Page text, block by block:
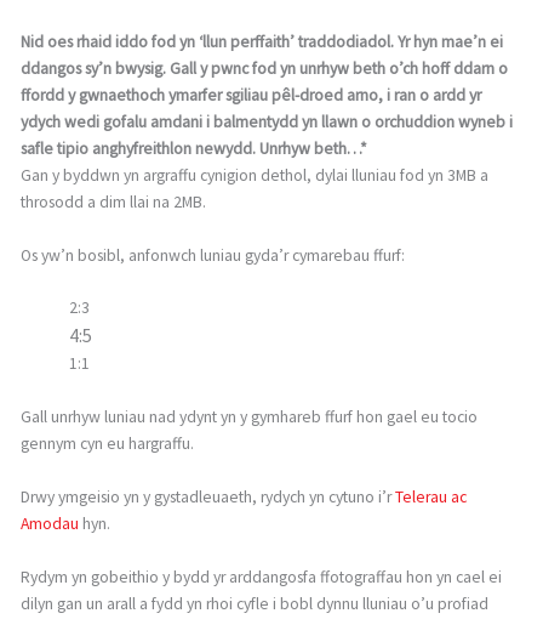
Nid oes rhaid iddo fod yn ‘llun perffaith’ traddodiadol. Yr hyn mae’n ei
ddangos sy’n bwysig. Gall y pwnc fod yn unrhyw beth o’ch hoff ddarn o
ffordd y gwnaethoch ymarfer sgiliau pêl-droed arno, i ran o ardd yr
ydych wedi gofalu amdani i balmentydd yn llawn o orchuddion wyneb i
safle tipio anghyfreithlon newydd. Unrhyw beth…*
Gan y byddwn yn argraffu cynigion dethol, dylai lluniau fod yn 3MB a
throsodd a dim llai na 2MB.
Os yw’n bosibl, anfonwch luniau gyda’r cymarebau ffurf:
2:3
4:5
1:1
Gall unrhyw luniau nad ydynt yn y gymhareb ffurf hon gael eu tocio
gennym cyn eu hargraffu.
Drwy ymgeisio yn y gystadleuaeth, rydych yn cytuno i’rTelerau ac
Amodau hyn.
Rydym yn gobeithio y bydd yr arddangosfa ffotograffau hon yn cael ei
dilyn gan un arall a fydd yn rhoi cyfle i bobl dynnu lluniau o’u profiad